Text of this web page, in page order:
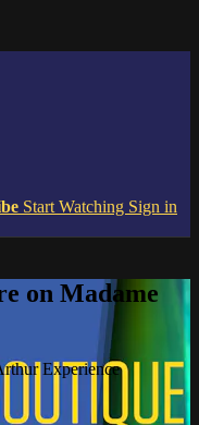
Start Watching Sign in
on Madame
Experience